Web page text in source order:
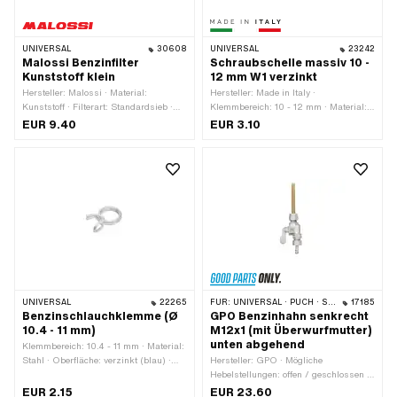
UNIVERSAL 30608
Malossi Benzinfilter
Kunststoff klein
Hersteller: Malossi · Material:
Kunststoff · Filterart: Standardsieb ·
Farbe: transparent · Gesamtlänge: 62
EUR 9.40
UNIVERSAL 23242
Schraubschelle massiv 10 -
12 mm W1 verzinkt
Hersteller: Made in Italy ·
Klemmbereich: 10 - 12 mm · Material:
Stahl · Oberfläche: verzinkt (blau) ·
EUR 3.10
UNIVERSAL 22265
Benzinschlauchklemme (Ø
10.4 - 11 mm)
Klemmbereich: 10.4 - 11 mm · Material:
Stahl · Oberfläche: verzinkt (blau) ·
Steckverbindung geklemmt
EUR 2.15
FÜR: UNIVERSAL · PUCH · SACHS · PONY / CILO (BETA 521 & 512) 17185
GPO Benzinhahn senkrecht
M12x1 (mit Überwurfmutter)
unten abgehend
Hersteller: GPO · Mögliche
Hebelstellungen: offen / geschlossen /
Reserve · Material Hebel: Metall ·
EUR 23.60